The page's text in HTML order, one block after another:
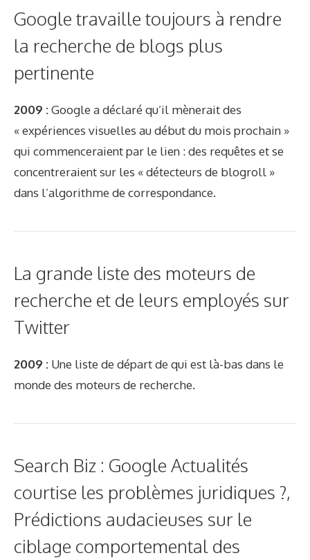
Google travaille toujours à rendre
la recherche de blogs plus
pertinente
2009 :Google a déclaré qu’il mènerait des
« expériences visuelles au début du mois prochain »
qui commenceraient par le lien : des requêtes et se
concentreraient sur les « détecteurs de blogroll »
dans l’algorithme de correspondance.
La grande liste des moteurs de
recherche et de leurs employés sur
Twitter
2009 : Une liste de départ de qui est là-bas dans le
monde des moteurs de recherche.
Search Biz : Google Actualités
courtise les problèmes juridiques ?,
Prédictions audacieuses sur le
ciblage comportemental des